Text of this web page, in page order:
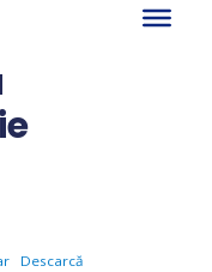
Descarcă